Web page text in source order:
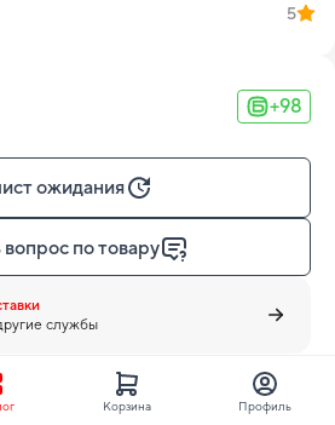
5
+98
ожидания
вопрос по товару
службы
Корзина Профиль